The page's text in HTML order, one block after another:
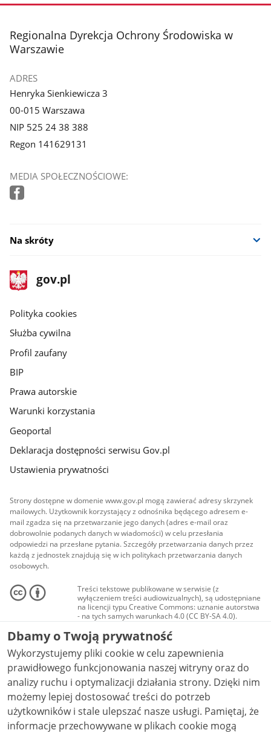
stopka
Regionalna Dyrekcja Ochrony Środowiska w
Warszawie
ADRES
Henryka Sienkiewicza 3
00-015 Warszawa
NIP 525 24 38 388
Regon 141629131
MEDIA SPOŁECZNOŚCIOWE:
Na skróty
stopka
gov.pl
Strona
gov.pl
gov.pl
Polityka cookies
Służba cywilna
Profil zaufany
BIP
Prawa autorskie
Warunki korzystania
Geoportal
Deklaracja dostępności serwisu Gov.pl
Ustawienia prywatności
Strony dostępne w domenie www.gov.pl mogą zawierać adresy skrzynek
mailowych. Użytkownik korzystający z odnośnika będącego adresem e-
mail zgadza się na przetwarzanie jego danych (adres e-mail oraz
dobrowolnie podanych danych w wiadomości) w celu przesłania
odpowiedzi na przesłane pytania. Szczegóły przetwarzania danych przez
każdą z jednostek znajdują się w ich politykach przetwarzania danych
osobowych.
Treści tekstowe publikowane w serwisie (z
wyłączeniem treści audiowizualnych), są udostępniane
na licencji typu Creative Commons: uznanie autorstwa
- na tych samych warunkach 4.0 (CC BY-SA 4.0).
Materiały audiowizualne, w tym zdjęcia, materiały
audio i wideo, są udostępniane na licencji typu
Creative Commons: uznanie autorstwa użycie
niekomercyjne - bez utworów zależnych 4.0 (CC BY-
NC-ND 4.0), o ile nie jest to stwierdzone inaczej.
Dbamy o Twoją prywatność
Wykorzystujemy pliki cookie w celu zapewnienia
prawidłowego funkcjonowania naszej witryny oraz do
analizy ruchu i optymalizacji działania strony. Dzięki nim
możemy lepiej dostosować treści do potrzeb
użytkowników i stale ulepszać nasze usługi. Pamiętaj, że
informacje przechowywane w plikach cookie mogą